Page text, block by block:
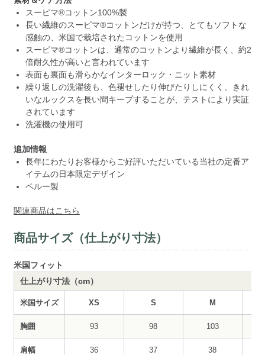
スーピマ®コットン100%製
長い繊維のスーピマ®コットンだけが持つ、とてもソフトな
感触の、米国で栽培されたコットンを使用
スーピマ®コットンは、通常のコットンより繊維が長く、約2
倍耐久性が高いと言われています
表面も裏面も滑らかなインターロック・ニット素材
繰り返しの洗濯後も、色褪せしたり伸びたりしにくく、きれ
いなルックスを長い間キープすることが、テストにより実証
されています
洗濯機の使用可
追加情報
長年にわたりお客様からご好評いただいている当社の定番ア
イテムの日本限定デザイン
ペルー製
関連商品はこちら
商品サイズ（仕上がり寸法）
米国フィット
仕上がり寸法（cm）
米国サイズ XS S M
胸囲 93 98 103
肩幅 36 37 38